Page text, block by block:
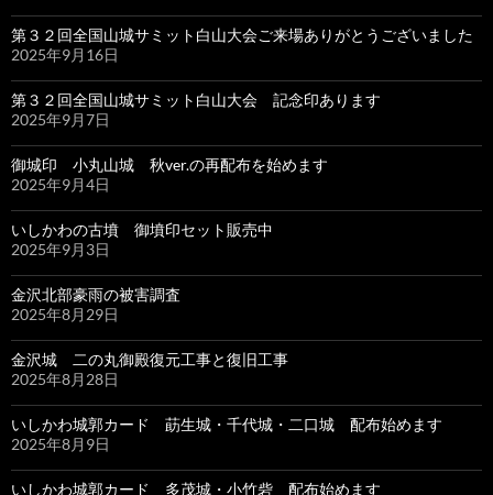
第３２回全国山城サミット白山大会ご来場ありがとうございました
2025年9月16日
第３２回全国山城サミット白山大会 記念印あります
2025年9月7日
御城印 小丸山城 秋ver.の再配布を始めます
2025年9月4日
いしかわの古墳 御墳印セット販売中
2025年9月3日
金沢北部豪雨の被害調査
2025年8月29日
金沢城 二の丸御殿復元工事と復旧工事
2025年8月28日
いしかわ城郭カード 莇生城・千代城・二口城 配布始めます
2025年8月9日
いしかわ城郭カード 多茂城・小竹砦 配布始めます